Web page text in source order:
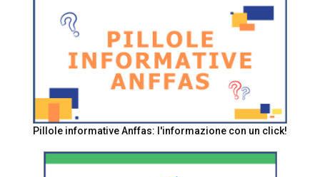
Pillole informative Anffas: l'informazione con un click!